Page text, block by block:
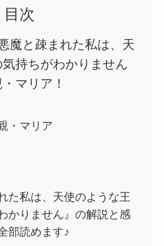
目次
魔と疎まれた私は、天
持ちがわかりません
マリア！
・マリア
た私は、天使のような王
かりません』の解説と感
部読めます♪